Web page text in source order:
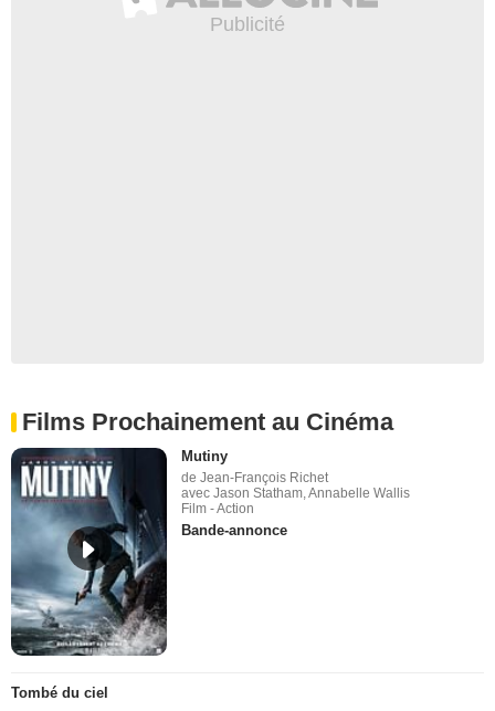
Films Prochainement au Cinéma
Mutiny
de Jean-François Richet
avec Jason Statham, Annabelle Wallis
Film - Action
Bande-annonce
Tombé du ciel